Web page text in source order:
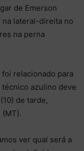
de Emerson
na lateral-direita no
na perna
relacionado para
azulino deve
de tarde,
ver qual será a